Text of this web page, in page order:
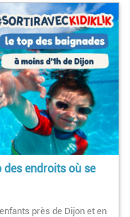
des endroits où se
près de Dijon et en